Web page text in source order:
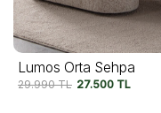
Lumos Orta Sehpa
29.990TL 27.500 TL